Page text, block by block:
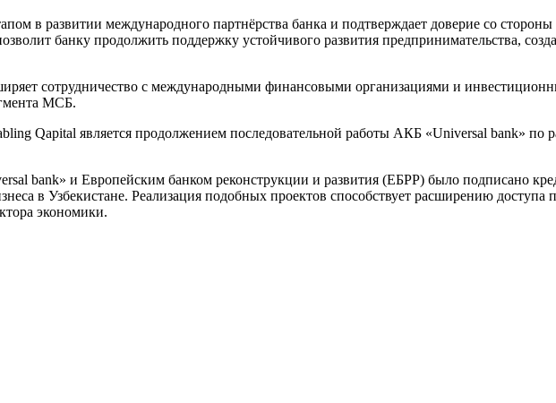
в развитии международного партнёрства банка и подтверждает доверие со
банку продолжить поддержку устойчивого развития предпринимательства,
сотрудничество с международными финансовыми организациями и
МСБ.
Qapital является продолжением последовательной работы АКБ «Universal bank»
bank» и Европейским банком реконструкции и развития (ЕБРР) было подписано
в Узбекистане. Реализация подобных проектов способствует расширению
экономики.